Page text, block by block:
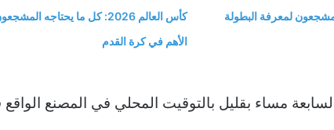
المشجعون لمعرفة البطولة
كأس العالم 2026: كل ما يحتاجه
الأهم في كرة القدم
مساء بقليل بالتوقيت المحلي في المصنع الواقع